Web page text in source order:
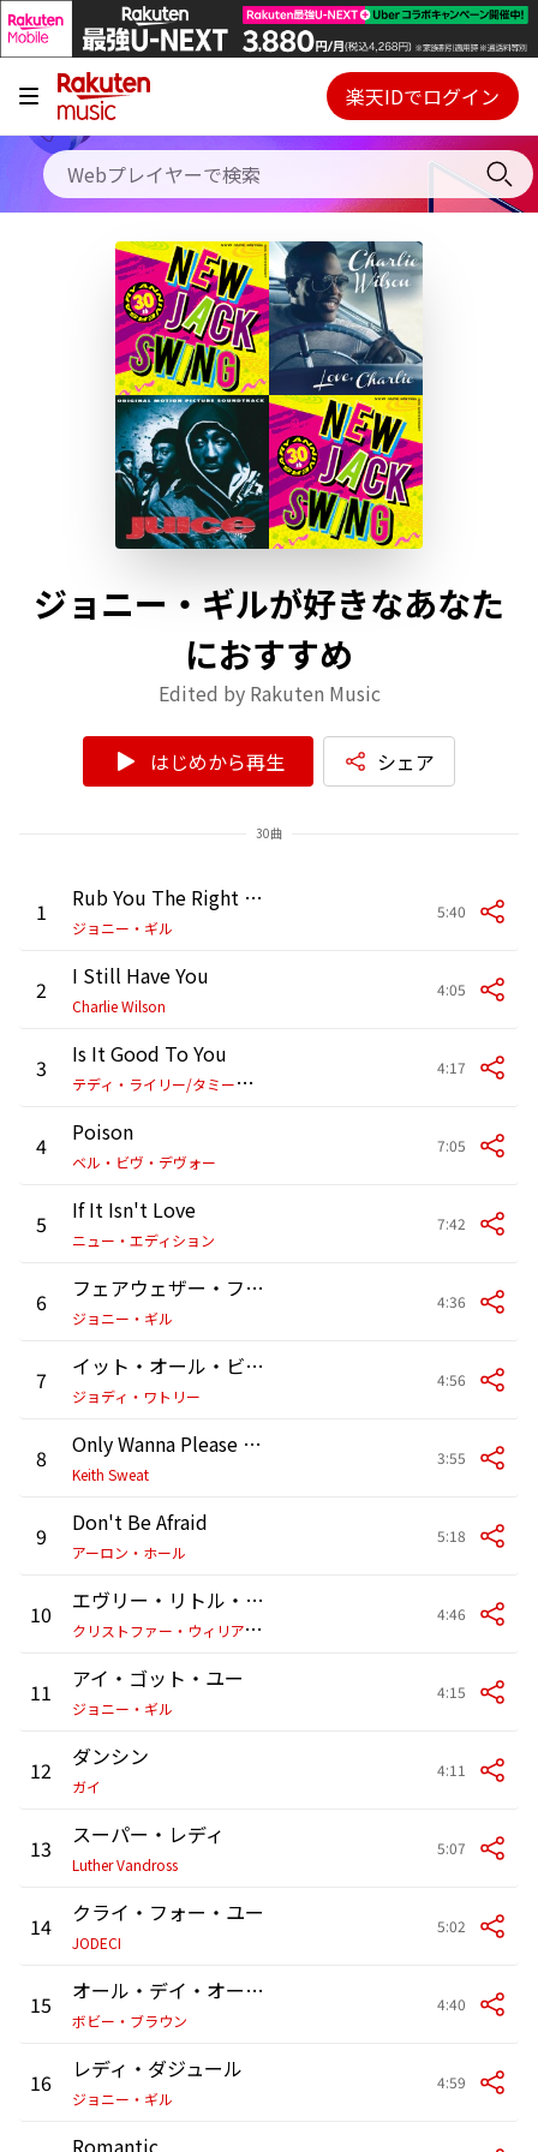
キャンペーン
料金プラン
使い方
初回30日間無料お試し
Webプレイヤー
ご契約内容の確認・変更
楽天IDでログイン
ジョニー・ギルが好きなあなた
におすすめ
Edited by Rakuten Music
はじめから再生 シェア
30曲
1 Rub You The Right Way
ジョニー・ギル
5:40
2 I Still Have You
Charlie Wilson
4:05
3
Is It Good To You
テ
ディ・ライリー/タミー・ルーカス
4:17
4 Poison
ベル・ビヴ・デヴォー
7:05
5 If It Isn't Love
ニュー・エディション
7:42
6 フェアウェザー・フレンド
ジョニー・ギル
4:36
7 イット・オール・ビギンズ・ウィズ・ユー
ジョディ・ワトリー
4:56
8 Only Wanna Please You
Keith Sweat
3:55
9 Don't Be Afraid
アーロン・ホール
5:18
10
エヴリー・リトル・シング・ユー・ドゥ
ク
リストファー・ウィリアムズ
4:46
11 アイ・ゴット・ユー
ジョニー・ギル
4:15
12 ダンシン
ガイ
4:11
13 スーパー・レディ
Luther Vandross
5:07
14 クライ・フォー・ユー
JODECI
5:02
15 オール・デイ・オール・ナイト
ボビー・ブラウン
4:40
16 レディ・ダジュール
ジョニー・ギル
4:59
Romantic